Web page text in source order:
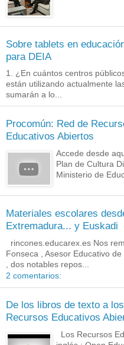
Sobre tablets en
para DEIA
1. ¿En cuántos centros
están utilizando actualmente
sumarán a lo...
Procomún: Red de
Educativos Abiertos
Accede desde
Plan de Cultura
Ministerio de
Materiales escolares
Extremadura... y Euskadi
rincones.educarex.es Nos
Fonseca , Asesor Educativo
, dos notables repos...
2 comentarios:
De los libros de texto a los
Recursos Educativos
Los Recursos